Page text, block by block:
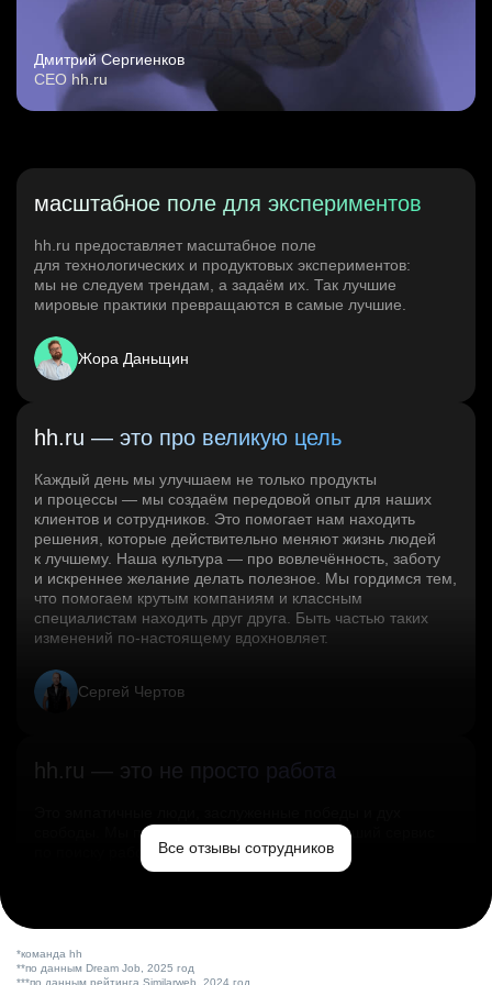
Дмитрий Сергиенков
CEO hh.ru
масштабное поле для экспериментов
hh.ru предоставляет масштабное поле
для технологических и продуктовых экспериментов:
мы не следуем трендам, а задаём их. Так лучшие
мировые практики превращаются в самые лучшие.
Жора Даньщин
hh.ru — это про великую цель
Каждый день мы улучшаем не только продукты
и процессы — мы создаём передовой опыт для наших
клиентов и сотрудников. Это помогает нам находить
решения, которые действительно меняют жизнь людей
к лучшему. Наша культура — про вовлечённость, заботу
и искреннее желание делать полезное. Мы гордимся тем,
что помогаем крутым компаниям и классным
специалистам находить друг друга. Быть частью таких
изменений по‑настоящему вдохновляет.
Сергей Чертов
hh.ru — это не просто работа
свободы. Мы помогаем миру и создаём лучший сервис
по поиску работы в стране.Все отзывы сотрудников
*команда hh
**по данным Dream Job, 2025 год
***по данным рейтинга Similarweb, 2024 год